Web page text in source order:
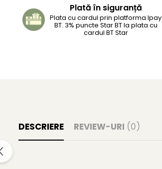
Plată în siguranță
Plata cu cardul prin platforma Ipay
BT. 3% puncte Star BT la plata cu
cardul BT Star
DESCRIERE REVIEW-URI (0)